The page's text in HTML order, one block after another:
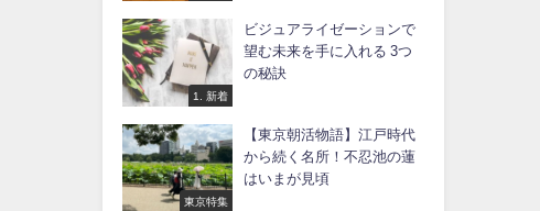
1. 新着
ビジュアライゼーションで
望む未来を手に入れる 3つ
の秘訣
東京特集
【東京朝活物語】江戸時代
から続く名所！不忍池の蓮
はいまが見頃